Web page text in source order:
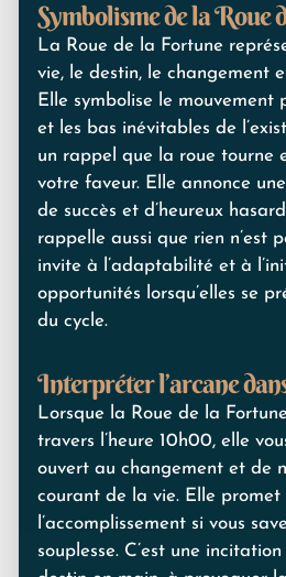
Symbolisme de la Roue
La Roue de la Fortune
vie, le destin, le changement
Elle symbolise le mouvement
et les bas inévitables de
un rappel que la roue tourne
votre faveur. Elle annonce
de succès et d’heureux
rappelle aussi que rien n’est
invite à l’adaptabilité et à
opportunités lorsqu’elles se
du cycle.
Interpréter l’arcane
Lorsque la Roue de la
travers l’heure 10h00, elle
ouvert au changement et de
courant de la vie. Elle
l’accomplissement si vous
souplesse. C’est une